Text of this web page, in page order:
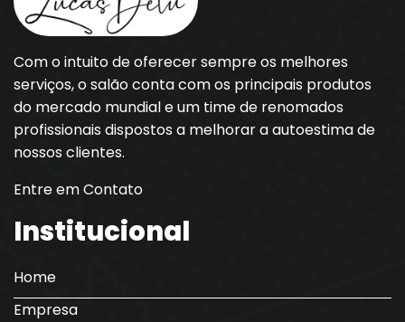
Com o intuito de oferecer sempre os melhores
serviços, o salão conta com os principais produtos
do mercado mundial e um time de renomados
profissionais dispostos a melhorar a autoestima de
nossos clientes.
Entre em Contato
Institucional
Home
Empresa